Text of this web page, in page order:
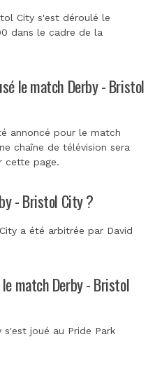
City s'est déroulé le
dans le cadre de la
le match Derby - Bristol
annoncé pour le match
chaîne de télévision sera
cette page.
- Bristol City ?
a été arbitrée par David
match Derby - Bristol
s'est joué au Pride Park